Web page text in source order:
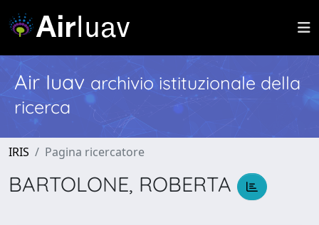
Air Iuav archivio istituzionale della
ricerca
IRIS Pagina ricercatore
BARTOLONE, ROBERTA